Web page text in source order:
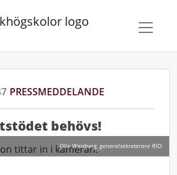
PRESSMEDDELANDE
behövs!
Olle Westberg, generalsekreterare RIO.